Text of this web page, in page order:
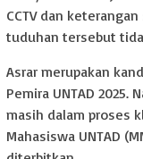
CCTV dan
tuduhan tersebut
Asrar merupakan
Pemira UNTAD
masih dalam proses
Mahasiswa UNTAD